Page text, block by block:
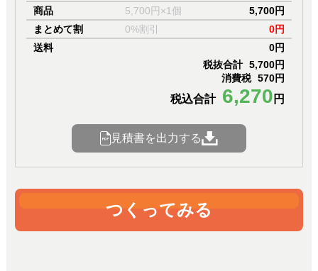
商品
5,700円×1個
5,700円
まとめて割
0%割引
0円
送料
0円
税抜合計 5,700円
消費税 570円
税込合計 6,270 円
見積書を出力する
つくってみる